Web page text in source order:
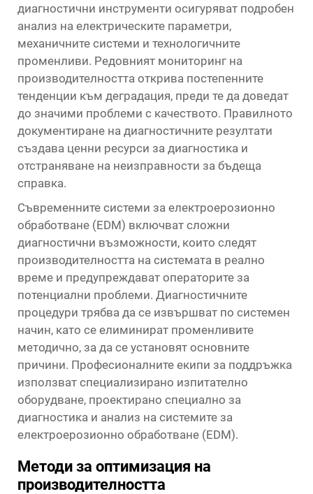
диагностични инструменти осигуряват подробен
анализ на електрическите параметри,
механичните системи и технологичните
променливи. Редовният мониторинг на
производителността открива постепенните
тенденции към деградация, преди те да доведат
до значими проблеми с качеството. Правилното
документиране на диагностичните резултати
създава ценни ресурси за диагностика и
отстраняване на неизправности за бъдеща
справка.
Съвременните системи за електроерозионно
обработване (EDM) включват сложни
диагностични възможности, които следят
производителността на системата в реално
време и предупреждават операторите за
потенциални проблеми. Диагностичните
процедури трябва да се извършват по системен
начин, като се елиминират променливите
методично, за да се установят основните
причини. Професионалните екипи за поддръжка
използват специализирано изпитателно
оборудване, проектирано специално за
диагностика и анализ на системите за
електроерозионно обработване (EDM).
Методи за оптимизация на
производителността